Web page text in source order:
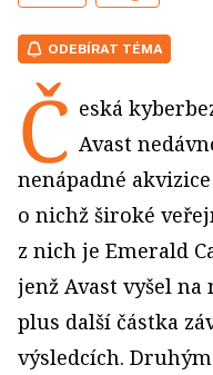
ODEBÍRAT TÉMA
Č eská
Avast
nenápadné
o nichž široké
z nich je Emerald
jenž Avast vyšel
plus další částka
výsledcích.